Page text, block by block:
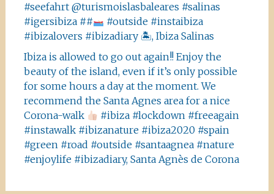
#seefahrt @turismoislasbaleares #salinas
#igersibiza ##
#outside #instaibiza
#ibizalovers #ibizadiary 🏝, Ibiza Salinas
Ibiza is allowed to go out again!! Enjoy the
beauty of the island, even if it’s only possible
for some hours a day at the moment. We
recommend the Santa Agnes area for a nice
Corona-walk
#ibiza #lockdown #freeagain
#instawalk #ibizanature #ibiza2020 #spain
#green #road #outside #santaagnea #nature
#enjoylife #ibizadiary, Santa Agnès de Corona